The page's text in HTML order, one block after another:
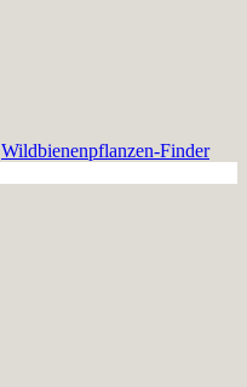
Wildbienenpflanzen-Finder